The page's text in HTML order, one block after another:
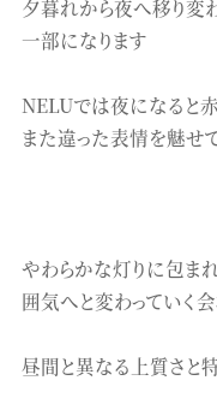
夕暮れから夜へ移り変
一部になります
NELUでは夜になると赤
また違った表情を魅せ
やわらかな灯りに包ま
囲気へと変わっていく会
昼間と異なる上質さと